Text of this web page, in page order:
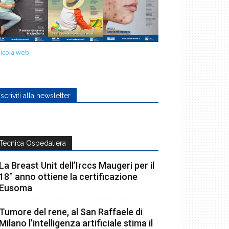
web
alla newsletter
Ospedaliera
Breast Unit dell’Irccs Maugeri per il
anno ottiene la certificazione
del rene, al San Raffaele di
l’intelligenza artificiale stima il